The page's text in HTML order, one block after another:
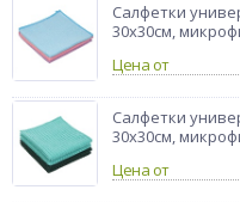
Салфетки
30x30см,
Цена от
Салфетки
30x30см,
Цена от